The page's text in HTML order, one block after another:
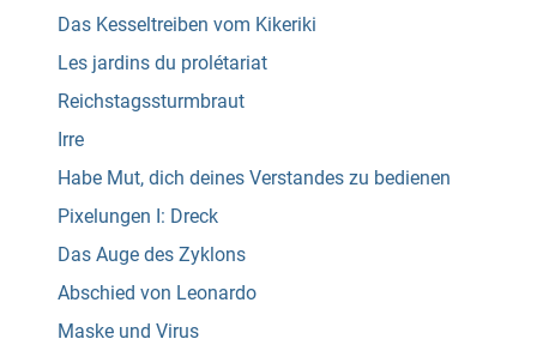
Das Kesseltreiben vom Kikeriki
Les jardins du prolétariat
Reichstagssturmbraut
Irre
Habe Mut, dich deines Verstandes zu bedienen
Pixelungen I: Dreck
Das Auge des Zyklons
Abschied von Leonardo
Maske und Virus